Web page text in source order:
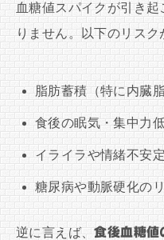
血糖値スパイクが引き
りません。以下のリスク
脂肪蓄積（特に内臓脂
食後の眠気・集中力
イライラや情緒不安定
糖尿病や動脈硬化の
逆に言えば、食後血糖